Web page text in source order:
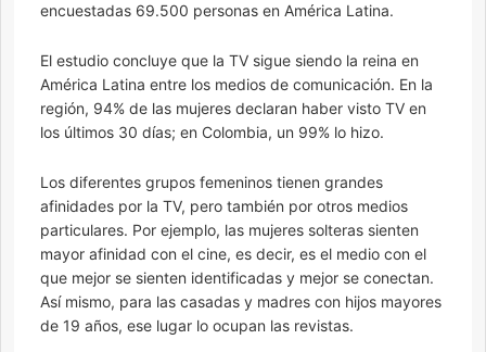
encuestadas 69.500 personas en América Latina.
El estudio concluye que la TV sigue siendo la reina en
América Latina entre los medios de comunicación. En la
región, 94% de las mujeres declaran haber visto TV en
los últimos 30 días; en Colombia, un 99% lo hizo.
Los diferentes grupos femeninos tienen grandes
afinidades por la TV, pero también por otros medios
particulares. Por ejemplo, las mujeres solteras sienten
mayor afinidad con el cine, es decir, es el medio con el
que mejor se sienten identificadas y mejor se conectan.
Así mismo, para las casadas y madres con hijos mayores
de 19 años, ese lugar lo ocupan las revistas.